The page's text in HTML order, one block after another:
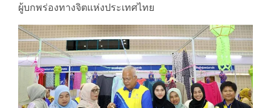
ผู้บกพร่องทางจิตแห่งประเทศไทย